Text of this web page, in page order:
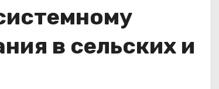
в сельских и